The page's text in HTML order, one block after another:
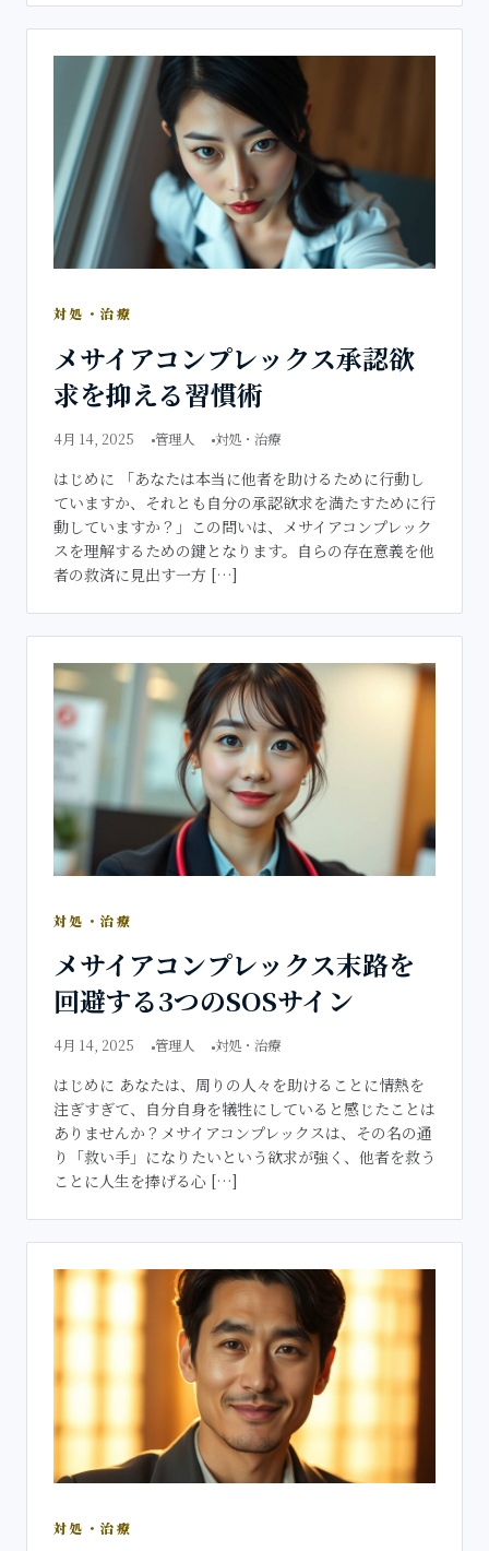
対処・治療
メサイアコンプレックス承認欲
求を抑える習慣術
4月 14, 2025 管理人 対処・治療
はじめに 「あなたは本当に他者を助けるために行動し
ていますか、それとも自分の承認欲求を満たすために行
動していますか？」この問いは、メサイアコンプレック
スを理解するための鍵となります。自らの存在意義を他
者の救済に見出す一方 […]
対処・治療
メサイアコンプレックス末路を
回避する3つのSOSサイン
4月 14, 2025 管理人 対処・治療
はじめに あなたは、周りの人々を助けることに情熱を
注ぎすぎて、自分自身を犠牲にしていると感じたことは
ありませんか？メサイアコンプレックスは、その名の通
り「救い手」になりたいという欲求が強く、他者を救う
ことに人生を捧げる心 […]
対処・治療